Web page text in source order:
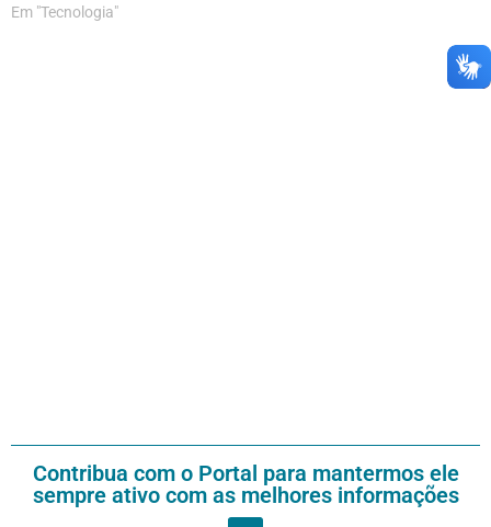
Em "Tecnologia"
Contribua com o Portal para mantermos ele
sempre ativo com as melhores informações